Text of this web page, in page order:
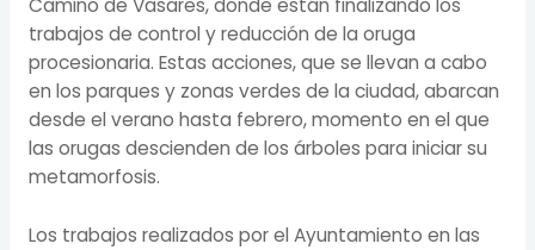
Camino de Vasares, donde están finalizando los
trabajos de control y reducción de la oruga
procesionaria. Estas acciones, que se llevan a cabo
en los parques y zonas verdes de la ciudad, abarcan
desde el verano hasta febrero, momento en el que
las orugas descienden de los árboles para iniciar su
metamorfosis.
Los trabajos realizados por el Ayuntamiento en las